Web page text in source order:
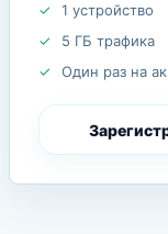
1 устройство
5 ГБ трафика
Один раз на